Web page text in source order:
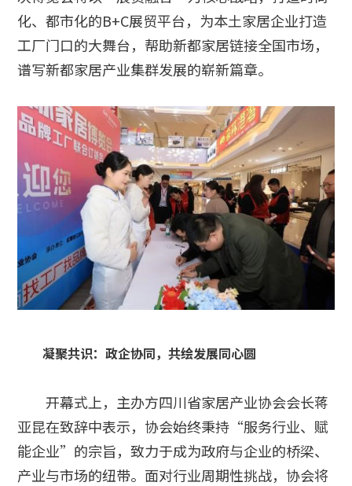
化、都市化的B+C展贸平台，为本土家居企业打造
工厂门口的大舞台，帮助新都家居链接全国市场，
谱写新都家居产业集群发展的崭新篇章。
凝聚共识：政企协同，共绘发展同心圆
开幕式上，主办方四川省家居产业协会会长蒋
亚昆在致辞中表示，协会始终秉持“服务行业、赋
能企业”的宗旨，致力于成为政府与企业的桥梁、
产业与市场的纽带。面对行业周期性挑战，协会将